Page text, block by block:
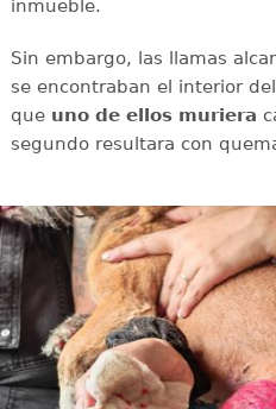
inmueble.
Sin embargo, las llamas
se encontraban el interior
que uno de ellos muriera
segundo resultara con